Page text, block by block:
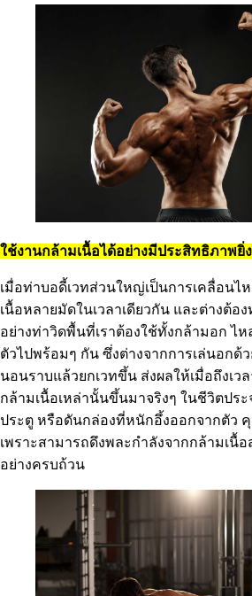
ใช้งานกล้ามเนื้อได้อย่างมีประสิทธิภาพยิ่
เมื่อท่าบอดี้เวทส่วนใหญ่เป็นการเคลื่อนไ
เนื้อหลายมัดในเวลาเดียวกัน และต่างต้อ
อย่างท่าวิดพื้นที่เราต้องใช้ทั้งกล้ามอก ไ
ตัวไปพร้อมๆ กัน ซึ่งต่างจากการเล่นอกด้
นอนราบแล้วยกเวทขึ้น ส่งผลให้เมื่อถึงเว
กล้ามเนื้อเหล่านั้นขึ้นมาจริงๆ ในชีวิตประ
ประตู หรือดันกล่องที่หนักอึ้งออกจากตัว
เพราะสามารถดึงพละกำลังจากกล้ามเนื้
อย่างครบถ้วน